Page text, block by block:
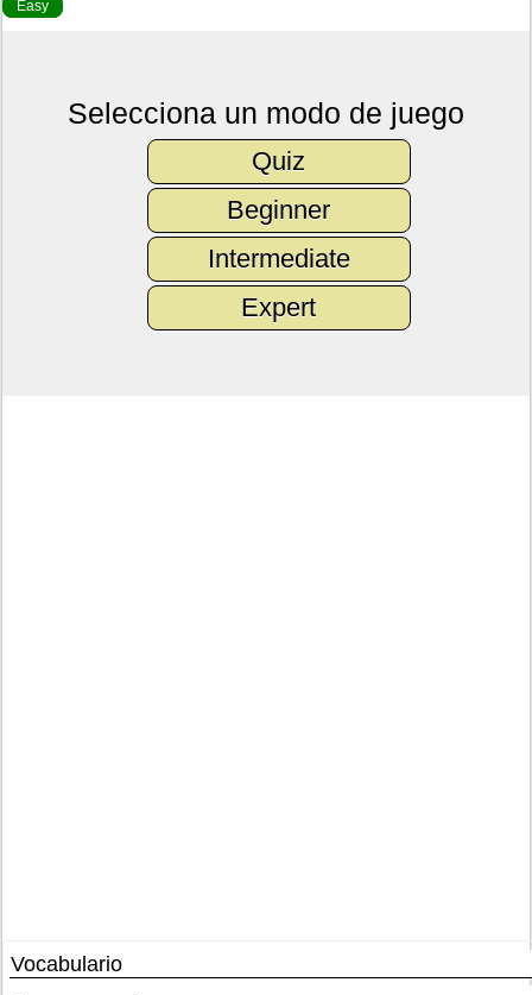
Easy
Selecciona un modo de juego
Quiz
Beginner
Intermediate
Expert
Vocabulario